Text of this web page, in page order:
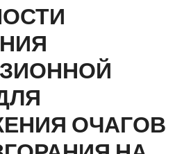
ОЧАГОВ